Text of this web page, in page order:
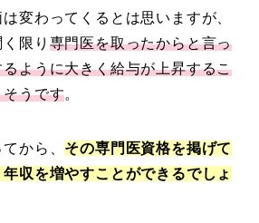
変わってくるとは思いますが、
限り 専門医を取ったからと言っ
ように大きく給与が上昇するこ
うです。
から、 その専門医資格を掲げて
収を増やすことができるでしょ